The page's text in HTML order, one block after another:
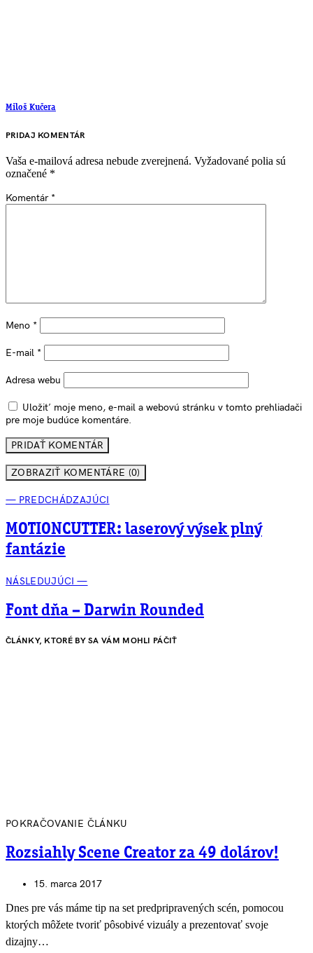
Miloš Kučera
PRIDAJ KOMENTÁR
Vaša e-mailová adresa nebude zverejnená. Vyžadované polia sú
označené *
Komentár *
Meno *
E-mail *
Adresa webu
Uložiť moje meno, e-mail a webovú stránku v tomto prehliadači
pre moje budúce komentáre.
ZOBRAZIŤ KOMENTÁRE (0)
— PREDCHÁDZAJÚCI
MOTIONCUTTER: laserový výsek plný
fantázie
NÁSLEDUJÚCI —
Font dňa – Darwin Rounded
ČLÁNKY, KTORÉ BY SA VÁM MOHLI PÁČIŤ
POKRAČOVANIE ČLÁNKU
Rozsiahly Scene Creator za 49 dolárov!
15. marca 2017
Dnes pre vás máme tip na set predpripravených scén, pomocou
ktorých môžete tvoriť pôsobivé vizuály a prezentovať svoje
dizajny…